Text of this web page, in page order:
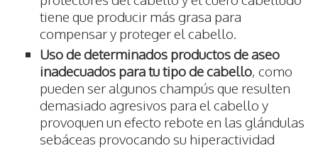
tiene que producir más grasa para
compensar y proteger el cabello.
Uso de determinados productos de aseo
inadecuados para tu tipo de cabello, como
pueden ser algunos champús que resulten
demasiado agresivos para el cabello y
provoquen un efecto rebote en las glándulas
sebáceas provocando su hiperactividad